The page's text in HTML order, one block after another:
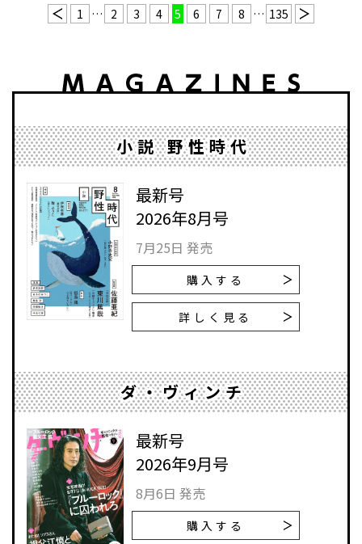
1 … 2 3 4 5 6 7 8 … 135
小説 野性時代
最新号
2026年8月号
7月25日 発売
購入する
詳しく見る
ダ・ヴィンチ
最新号
2026年9月号
8月6日 発売
購入する